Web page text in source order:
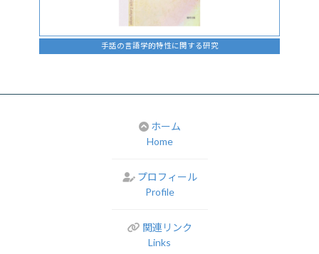
手話の言語学的特性に関する研究
ホーム
Home
プロフィール
Profile
関連リンク
Links